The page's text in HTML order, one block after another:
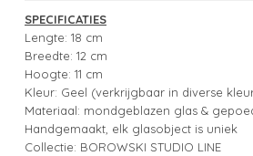
SPECIFICATIES
Lengte: 18 cm
Breedte: 12 cm
Hoogte: 11 cm
Kleur: Geel (verkrijgbaar in diverse
Materiaal: mondgeblazen glas &
Handgemaakt, elk glasobject is uniek
Collectie: BOROWSKI STUDIO LINE